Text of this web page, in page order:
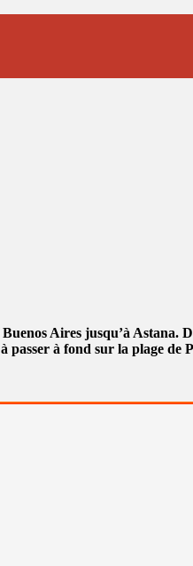
Buenos Aires jusqu’à
passer à fond sur la plage de